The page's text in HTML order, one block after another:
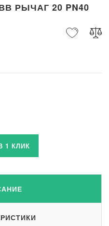
РЫЧАГ 20 PN40
1 КЛИК